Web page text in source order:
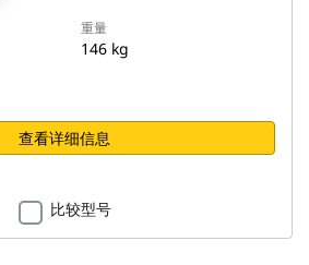
重量
146 kg
查看详细信息
比较型号